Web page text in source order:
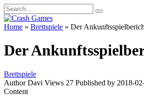
Skip
to
content
Search
for:
Home » Brettspiele » Der
Der
Brettspiele
Author Davi Views 27 Published by 2018-
Content